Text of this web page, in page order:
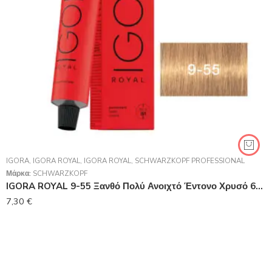
IGORA, IGORA ROYAL, IGORA ROYAL, SCHWARZKOPF PROFESSIONAL
Μάρκα: SCHWARZKOPF
IGORA ROYAL 9-55 Ξανθό Πολύ Ανοιχτό Έντονο Χρυσό 60 ml
7,30 €